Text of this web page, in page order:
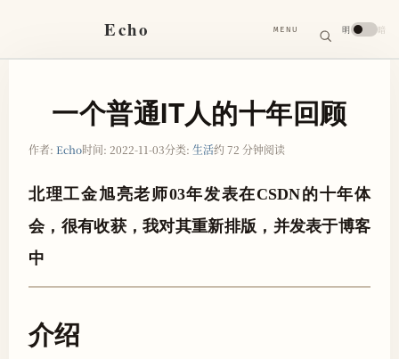
Echo MENU
索 搜
明 暗
一个普通IT人的十年回顾
作者: Echo时间: 2022-11-03分类: 生活约 72 分钟阅读
北理工金旭亮老师03年发表在CSDN的十年体
会，很有收获，我对其重新排版，并发表于博客
中
介绍